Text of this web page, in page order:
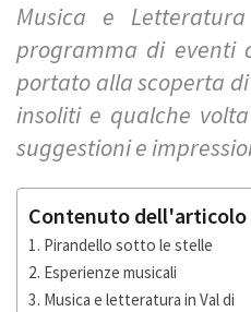
Musica e
programma di eventi
portato alla scoperta
insoliti e qualche
suggestioni e
Contenuto dell'articolo
Pirandello sotto le stelle
Esperienze musicali
Musica e letteratura in Val di